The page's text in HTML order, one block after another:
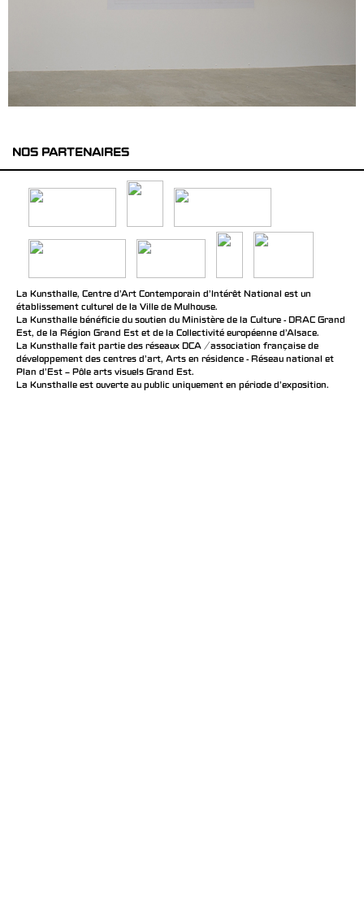
NOS PARTENAIRES
La Kunsthalle, Centre d’Art Contemporain d’Intérêt National est un
établissement culturel de la Ville de Mulhouse.
La Kunsthalle bénéficie du soutien du Ministère de la Culture - DRAC Grand
Est, de la Région Grand Est et de la Collectivité européenne d’Alsace.
La Kunsthalle fait partie des réseaux DCA / association française de
développement des centres d'art, Arts en résidence - Réseau national et
Plan d’Est – Pôle arts visuels Grand Est.
La Kunsthalle est ouverte au public uniquement en période d'exposition.